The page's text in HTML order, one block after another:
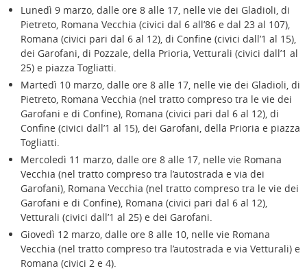
Lunedì 9 marzo, dalle ore 8 alle 17, nelle vie dei Gladioli, di
Pietreto, Romana Vecchia (civici dal 6 all’86 e dal 23 al 107),
Romana (civici pari dal 6 al 12), di Confine (civici dall’1 al 15),
dei Garofani, di Pozzale, della Prioria, Vetturali (civici dall’1 al
25) e piazza Togliatti.
Martedì 10 marzo, dalle ore 8 alle 17, nelle vie dei Gladioli, di
Pietreto, Romana Vecchia (nel tratto compreso tra le vie dei
Garofani e di Confine), Romana (civici pari dal 6 al 12), di
Confine (civici dall’1 al 15), dei Garofani, della Prioria e piazza
Togliatti.
Mercoledì 11 marzo, dalle ore 8 alle 17, nelle vie Romana
Vecchia (nel tratto compreso tra l’autostrada e via dei
Garofani), Romana Vecchia (nel tratto compreso tra le vie dei
Garofani e di Confine), Romana (civici pari dal 6 al 12),
Vetturali (civici dall’1 al 25) e dei Garofani.
Giovedì 12 marzo, dalle ore 8 alle 10, nelle vie Romana
Vecchia (nel tratto compreso tra l’autostrada e via Vetturali) e
Romana (civici 2 e 4).